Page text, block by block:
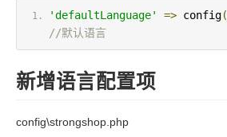
'defaultLanguage' => config(
//默认语言
新增语言配置项
config\strongshop.php